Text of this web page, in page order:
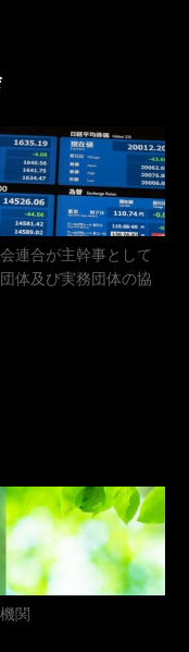
連合が主幹事として
体及び実務団体の協
関